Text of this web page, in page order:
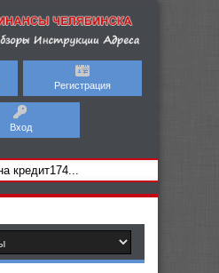
Регистрация
Вход